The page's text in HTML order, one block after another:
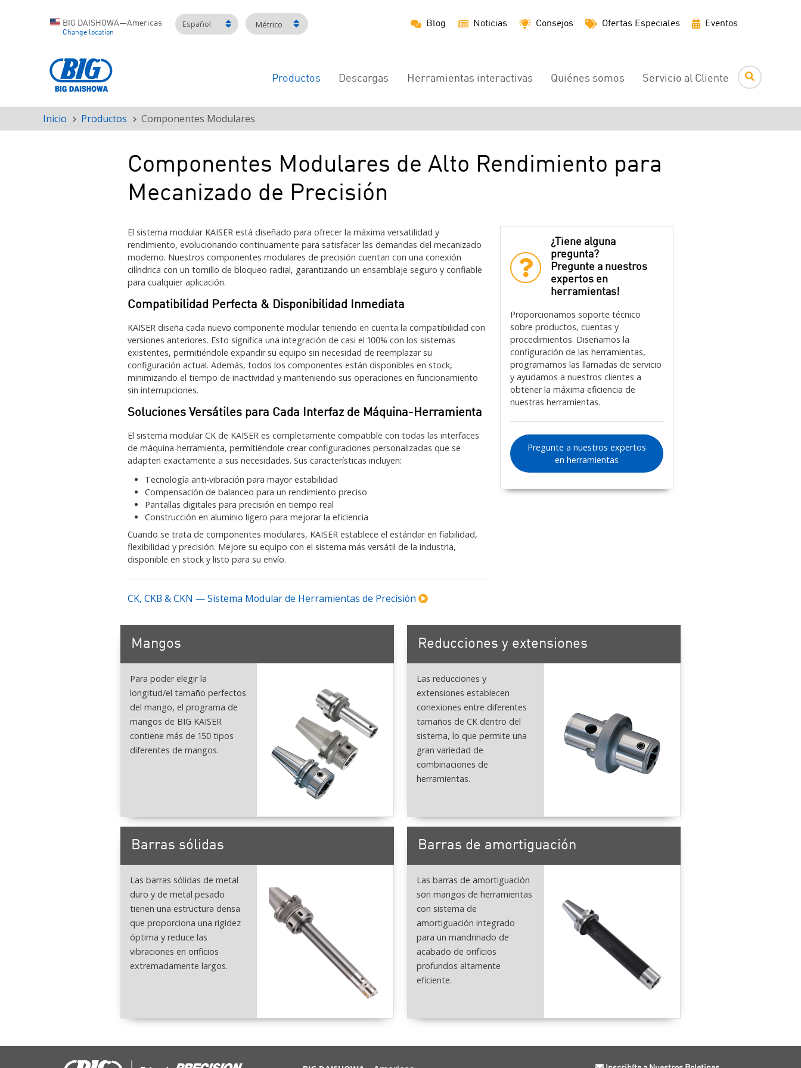
BIG DAISHOWA—Americas
Change location
Español Métrico Blog Noticias Consejos Ofertas Especiales Eventos
Navegación
Productos Descargas Herramientas interactivas Quiénes somos Servicio al Cliente
Ruta
de
Inicio Productos Componentes Modulares
Componentes Modulares de Alto Rendimiento para
Mecanizado de Precisión
El sistema modular KAISER está diseñado para ofrecer la máxima versatilidad y
rendimiento, evolucionando continuamente para satisfacer las demandas del mecanizado
moderno. Nuestros componentes modulares de precisión cuentan con una conexión
cilíndrica con un tornillo de bloqueo radial, garantizando un ensamblaje seguro y confiable
para cualquier aplicación.
Compatibilidad Perfecta & Disponibilidad Inmediata
KAISER diseña cada nuevo componente modular teniendo en cuenta la compatibilidad con
versiones anteriores. Esto significa una integración de casi el 100% con los sistemas
existentes, permitiéndole expandir su equipo sin necesidad de reemplazar su
configuración actual. Además, todos los componentes están disponibles en stock,
minimizando el tiempo de inactividad y manteniendo sus operaciones en funcionamiento
sin interrupciones.
Soluciones Versátiles para Cada Interfaz de Máquina-Herramienta
El sistema modular CK de KAISER es completamente compatible con todas las interfaces
de máquina-herramienta, permitiéndole crear configuraciones personalizadas que se
adapten exactamente a sus necesidades. Sus características incluyen:
Tecnología anti-vibración para mayor estabilidad
Compensación de balanceo para un rendimiento preciso
Pantallas digitales para precisión en tiempo real
Construcción en aluminio ligero para mejorar la eficiencia
Cuando se trata de componentes modulares, KAISER establece el estándar en fiabilidad,
flexibilidad y precisión. Mejore su equipo con el sistema más versátil de la industria,
disponible en stock y listo para su envío.
CK, CKB & CKN — Sistema Modular de Herramientas de Precisión
¿Tiene alguna
pregunta?
Pregunte a nuestros
expertos en
herramientas!
Proporcionamos soporte técnico
sobre productos, cuentas y
procedimientos. Diseñamos la
configuración de las herramientas,
programamos las llamadas de servicio
y ayudamos a nuestros clientes a
obtener la máxima eficiencia de
nuestras herramientas.
Pregunte a nuestros expertos
en herramientas
Mangos
Para poder elegir la
longitud/el tamaño perfectos
del mango, el programa de
mangos de BIG KAISER
contiene más de 150 tipos
diferentes de mangos.
Reducciones y extensiones
Las reducciones y
extensiones establecen
conexiones entre diferentes
tamaños de CK dentro del
sistema, lo que permite una
gran variedad de
combinaciones de
herramientas.
Barras sólidas
Las barras sólidas de metal
duro y de metal pesado
tienen una estructura densa
que proporciona una rigidez
óptima y reduce las
vibraciones en orificios
extremadamente largos.
Barras de amortiguación
Las barras de amortiguación
son mangos de herramientas
con sistema de
amortiguación integrado
para un mandrinado de
acabado de orificios
profundos altamente
eficiente.